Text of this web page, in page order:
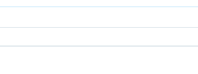
内Christmas Services at ICU
Church (終了Ended)
らせ